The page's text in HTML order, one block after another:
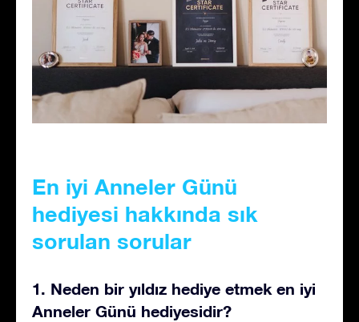
En iyi Anneler Günü
hediyesi hakkında sık
sorulan sorular
1. Neden bir yıldız hediye etmek en iyi
Anneler Günü hediyesidir?